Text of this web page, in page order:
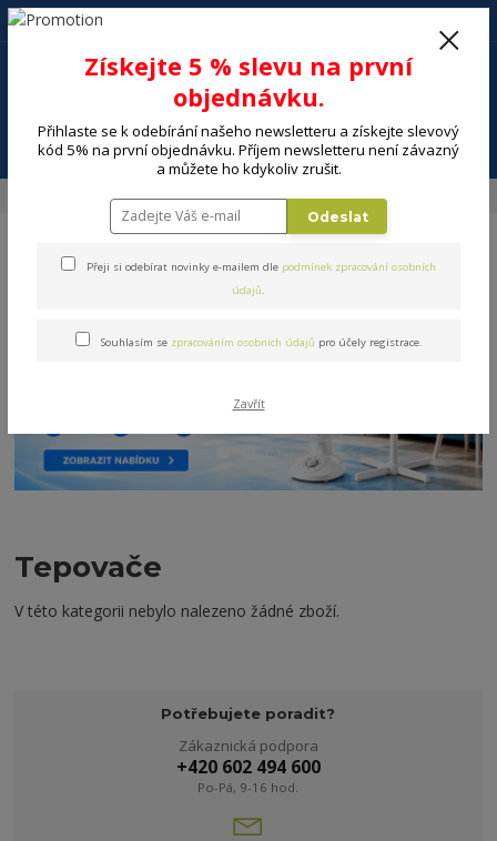
Menu
+420 602 494 600
Tepovače
V této kategorii nebylo nalezeno žádné zboží.
Potřebujete poradit?
Zákaznická podpora
+420 602 494 600
Po-Pá, 9-16 hod.
Získejte 5 % slevu na první
objednávku.
Přihlaste se k odebírání našeho newsletteru a získejte slevový
kód 5% na první objednávku. Příjem newsletteru není závazný
a můžete ho kdykoliv zrušit.
Odeslat
Přeji si odebírat novinky e-mailem dle podmínek zpracování osobních
údajů.
Souhlasím se zpracováním osobních údajů pro účely registrace.
Zavřít